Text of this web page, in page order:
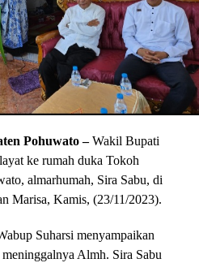
Pohuwato –Wakil Bupati
ke rumah duka Tokoh
almarhumah, Sira Sabu, di
Marisa, Kamis, (23/11/2023).
Suharsi menyampaikan
Almh. Sira Sabu